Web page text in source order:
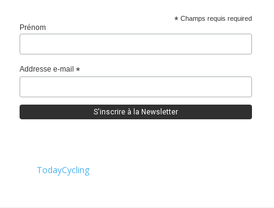
* Champs requis required
Prénom
Addresse e-mail*
TodayCycling